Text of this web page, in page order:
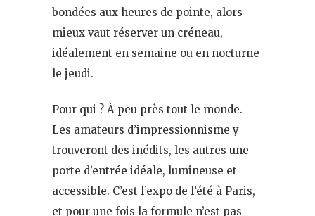
bondées aux heures de pointe, alors
mieux vaut réserver un créneau,
idéalement en semaine ou en nocturne
le jeudi.
Pour qui ? À peu près tout le monde.
Les amateurs d’impressionnisme y
trouveront des inédits, les autres une
porte d’entrée idéale, lumineuse et
accessible. C’est l’expo de l’été à Paris,
et pour une fois la formule n’est pas